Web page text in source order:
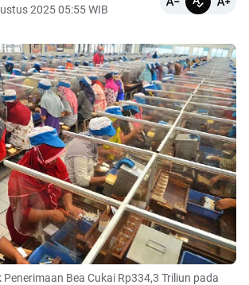
2025 05:55 WIB
Bea Cukai Rp334,3 Triliun pada